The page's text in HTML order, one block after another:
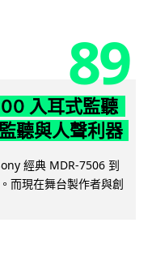
89
入耳式監聽
聽與人聲利器
經典 MDR-7506 到
而現在舞台製作者與創